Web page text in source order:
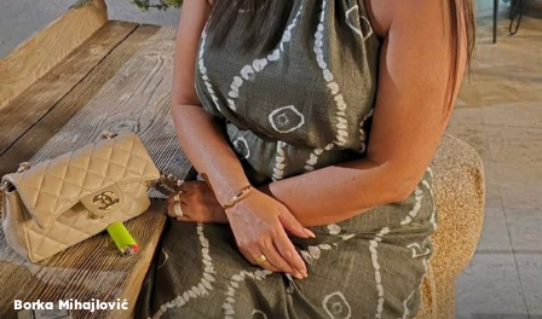
Borka Mihajlović